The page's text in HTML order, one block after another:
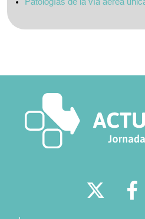
Patologías de la vía aérea